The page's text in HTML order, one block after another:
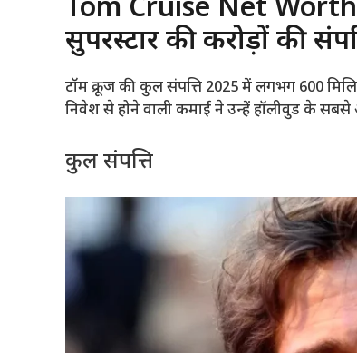
Tom Cruise Net Worth
सुपरस्टार की करोड़ों की
टॉम क्रूज की कुल संपत्ति 2025 में लगभग 600
निवेश से होने वाली कमाई ने उन्हें हॉलीवुड के सबसे
कुल संपत्ति